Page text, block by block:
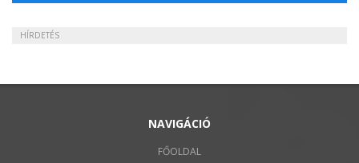
HÍRDETÉS
NAVIGÁCIÓ
FŐOLDAL